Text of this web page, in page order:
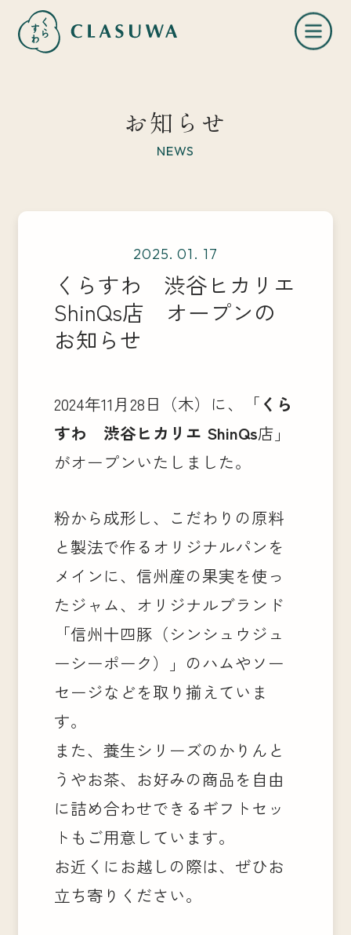
お知らせ
店舗一覧
お知らせ
NEWS
2025. 01. 17
くらすわ 渋谷ヒカリエ
ShinQs店 オープンの
お知らせ
2024年11月28日（木）に、「 くら
すわ 渋谷ヒカリエ ShinQs店」
がオープンいたしました。
粉から成形し、こだわりの原料
と製法で作るオリジナルパンを
メインに、信州産の果実を使っ
たジャム、オリジナルブランド
「信州十四豚（シンシュウジュ
ーシーポーク）」のハムやソー
セージなどを取り揃えていま
す。
また、養生シリーズのかりんと
うやお茶、お好みの商品を自由
に詰め合わせできるギフトセッ
トもご用意しています。
お近くにお越しの際は、ぜひお
立ち寄りください。